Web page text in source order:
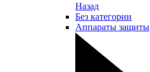
Назад
Без категории
Аппараты защиты